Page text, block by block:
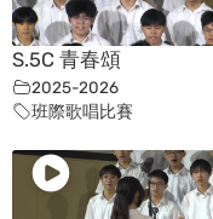
S.5C 青春頌
2025-2026
班際歌唱比賽